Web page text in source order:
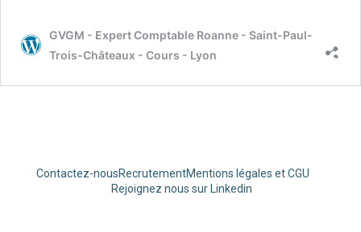
GVGM - Expert Comptable Roanne - Saint-Paul-
Trois-Châteaux - Cours - Lyon
Contactez-nousRecrutementMentions légales et CGU
Rejoignez nous sur Linkedin